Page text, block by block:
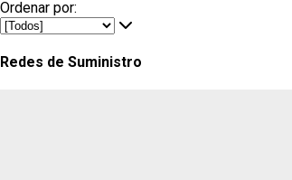
Ordenar por:
Redes de Suministro